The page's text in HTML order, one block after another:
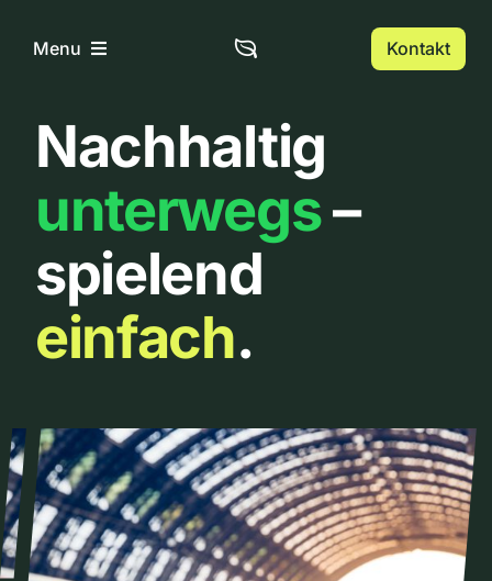
InhaltMenu
Home
Über uns
Urbanlist
Kontakt
Nachhaltig
unterwegs–
spielend
einfach.